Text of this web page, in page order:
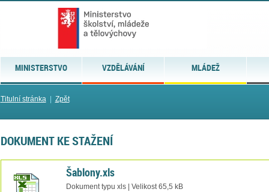
MINISTERSTVO VZDĚLÁVÁNÍ MLÁDEŽ
Titulní stránka| Zpět
DOKUMENT KE STAŽENÍ
Šablony.xls
Dokument typu xls | Velikost 65,5 kB